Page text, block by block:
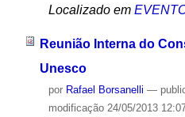
Localizado em
Reunião Interna do
Unesco
por Rafael Borsanelli —
modificação24/05/2013